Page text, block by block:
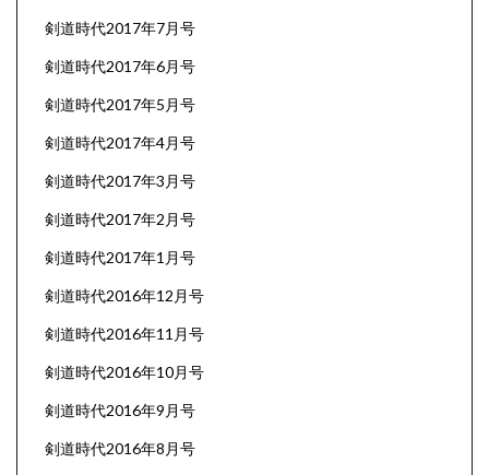
剣道時代2017年7月号
剣道時代2017年6月号
剣道時代2017年5月号
剣道時代2017年4月号
剣道時代2017年3月号
剣道時代2017年2月号
剣道時代2017年1月号
剣道時代2016年12月号
剣道時代2016年11月号
剣道時代2016年10月号
剣道時代2016年9月号
剣道時代2016年8月号